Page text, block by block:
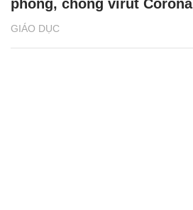
GIÁO DỤC
phòng, chống virut Corona